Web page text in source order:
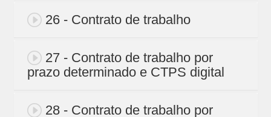
26 - Contrato de trabalho
27 - Contrato de trabalho por
prazo determinado e CTPS digital
28 - Contrato de trabalho por